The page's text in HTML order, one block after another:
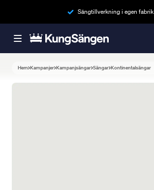
Sängtillverkning i egen fabrik
Hem Kampanjer Kampanjsängar Sängar Kontinentalsängar